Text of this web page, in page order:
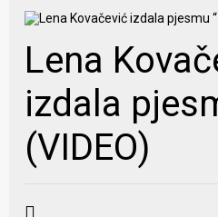
Lena
izdala
(VIDEO)